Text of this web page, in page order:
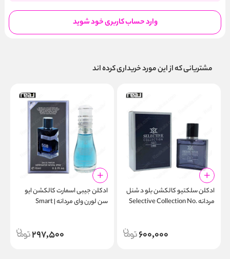
وارد حساب کاربری خود شوید
مشتریانی که از این مورد خریداری کرده اند
ادکلن سلکتیو کالکشن بلو د شنل
مردانه Selective Collection No.
600,000
ادکلن جیبی اسمارت کالکشن ایو
سن لورن وای مردانه | Smart
297,500